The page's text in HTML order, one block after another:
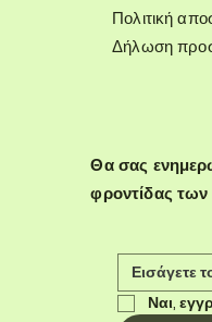
Πολιτική
Δήλωση
Θα σας
φροντίδας
Ναι,